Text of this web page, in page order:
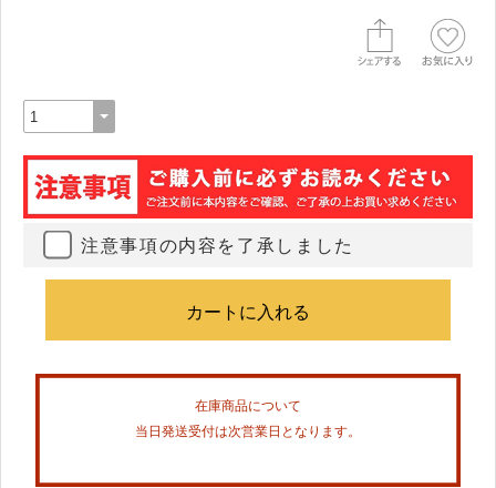
注意事項の内容を了承しました
在庫商品について
当日発送受付は次営業日となります。